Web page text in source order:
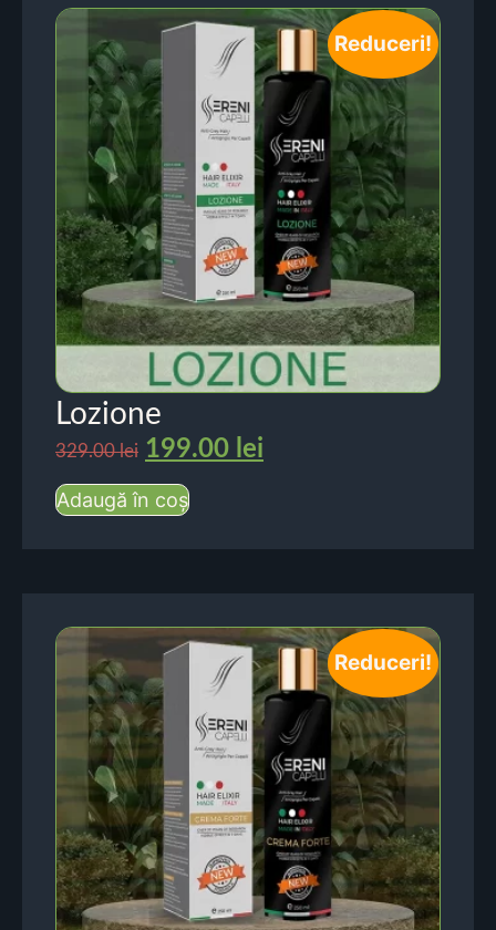
Reduceri!
Lozione
329.00lei 199.00 lei
Adaugă în coș
Reduceri!